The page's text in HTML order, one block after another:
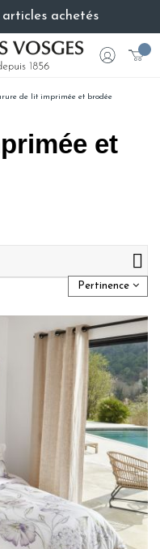
achetés
de lit imprimée et brodée
et
Pertinence